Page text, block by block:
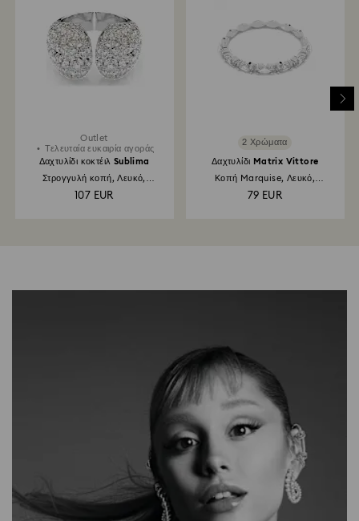
Outlet
Τελευταία ευκαιρία αγοράς
Δαχτυλίδι κοκτέιλ Sublima
Στρογγυλή κοπή, Λευκό,
107 EUR
2 Χρώματα
Δαχτυλίδι Matrix Vittore
Κοπή Marquise, Λευκό,
79 EUR